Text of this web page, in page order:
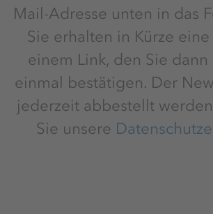
Mail-Adresse unten in das
Sie erhalten in Kürze
einem Link, den Sie
einmal bestätigen. Der
jederzeit abbestellt
Sie unsere